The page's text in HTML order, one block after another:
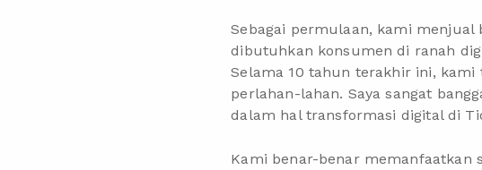
Sebagai permulaan, kami menjual
dibutuhkan konsumen di ranah
Selama 10 tahun terakhir ini,
perlahan-lahan. Saya sangat
dalam hal transformasi digital di
Kami benar-benar memanfaatkan